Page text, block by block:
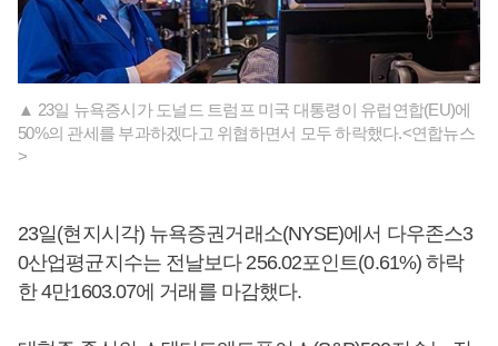
▲ 23일 뉴욕증시가 도널드 트럼프 미국 대통령이 유럽연합(EU)에
50%의 관세를 부과하겠다고 위협하면서 모두 하락했다.<연합뉴스
>
23일(현지시각) 뉴욕증권거래소(NYSE)에서 다우존스3
0산업평균지수는 전날보다 256.02포인트(0.61%) 하락
한 4만1603.07에 거래를 마감했다.